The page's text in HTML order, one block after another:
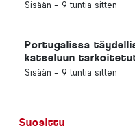
koulutuksen
Sisään - 9 tuntia sitten
Portugalissa
katseluun
loppuneet
Sisään - 9 tuntia sitten
Suosittu